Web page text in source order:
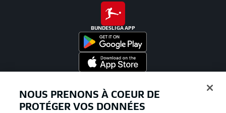
BUNDESLIGA APP
NOUS PRENONS À COEUR DE
PROTÉGER VOS DONNÉES